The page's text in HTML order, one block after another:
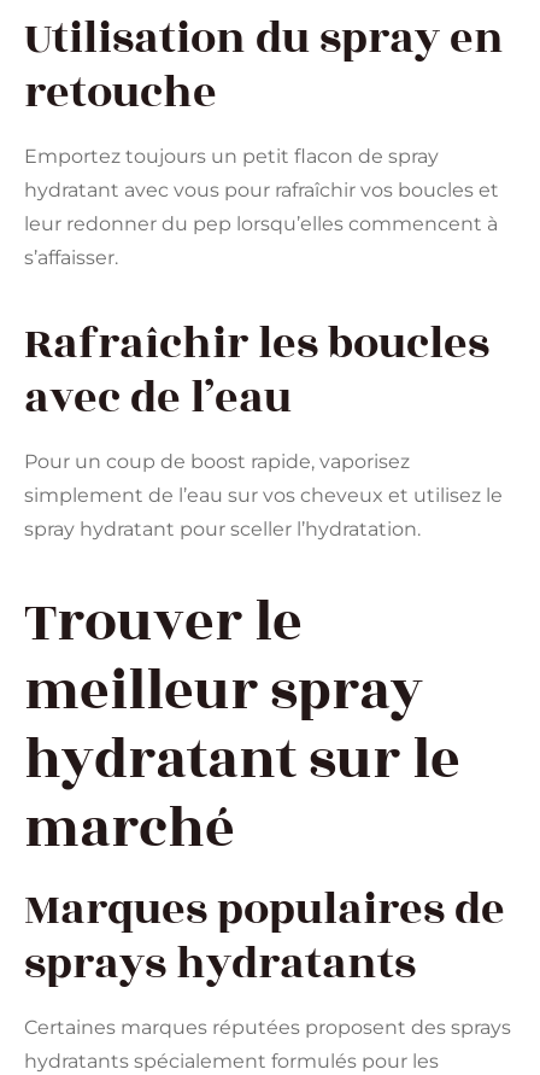
Utilisation du spray en
retouche
Emportez toujours un petit flacon de spray
hydratant avec vous pour rafraîchir vos boucles et
leur redonner du pep lorsqu’elles commencent à
s’affaisser.
Rafraîchir les boucles
avec de l’eau
Pour un coup de boost rapide, vaporisez
simplement de l’eau sur vos cheveux et utilisez le
spray hydratant pour sceller l’hydratation.
Trouver le
meilleur spray
hydratant sur le
marché
Marques populaires de
sprays hydratants
Certaines marques réputées proposent des sprays
hydratants spécialement formulés pour les